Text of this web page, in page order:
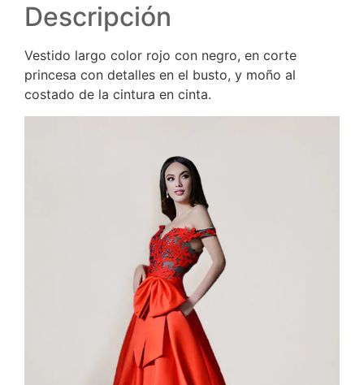
Descripción
Vestido largo color rojo con negro, en corte
princesa con detalles en el busto, y moño al
costado de la cintura en cinta.